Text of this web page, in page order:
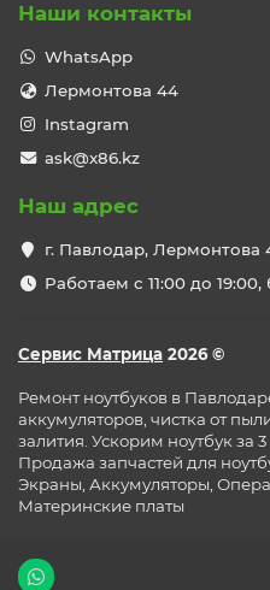
Подбор осуществляется по
др.) или по парт-номеру
Все запчасти проходят
Ремонт
Павлодаре
В сервисном центре
замену экрана HP
замену аккумулятора
замену клавиатуры
Наши контакты
WhatsApp
Лермонтова 44
Instagram
ask@x86.kz
Наш адрес
г. Павлодар, Лермонтова
Работаем с 11:00 до
Сервис Матрица 2026 ©
Ремонт ноутбуков в
аккумуляторов, чистка от
залития. Ускорим ноутбук за 3
Продажа запчастей для
Экраны, Аккумуляторы,
Материнские платы